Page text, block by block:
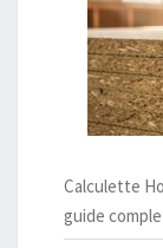
Calculette
guide